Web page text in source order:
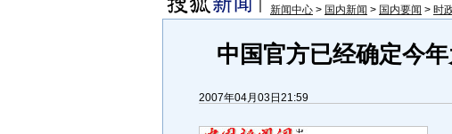
新闻中心 > 国内新闻 > 国内要闻 > 时
中国官方已经确定今
2007年04月03日21:59